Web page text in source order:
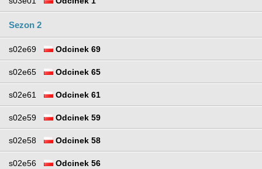
Sezon 2
s02e69 Odcinek 69
s02e65 Odcinek 65
s02e61 Odcinek 61
s02e59 Odcinek 59
s02e58 Odcinek 58
s02e56 Odcinek 56